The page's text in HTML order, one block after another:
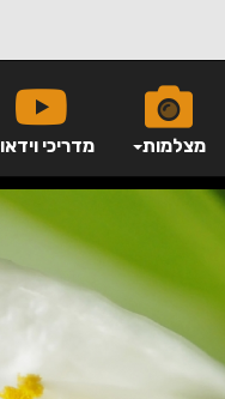
מדריכי וידאו מצלמות